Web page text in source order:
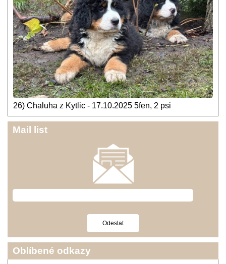
26) Chaluha z Kytlic - 17.10.2025 5fen, 2 psi
Mail list
Oblíbené odkazy